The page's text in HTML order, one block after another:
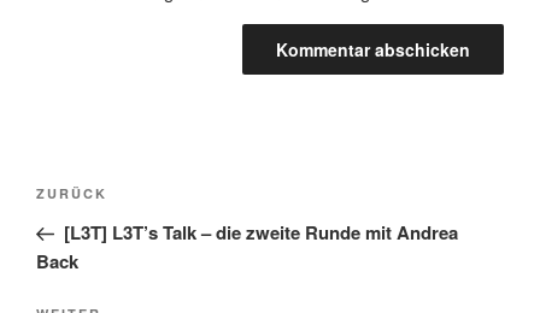
Beitragsnavigation
Vorheriger
Beitrag
ZURÜCK
[L3T] L3T’s Talk – die zweite Runde mit Andrea
Back